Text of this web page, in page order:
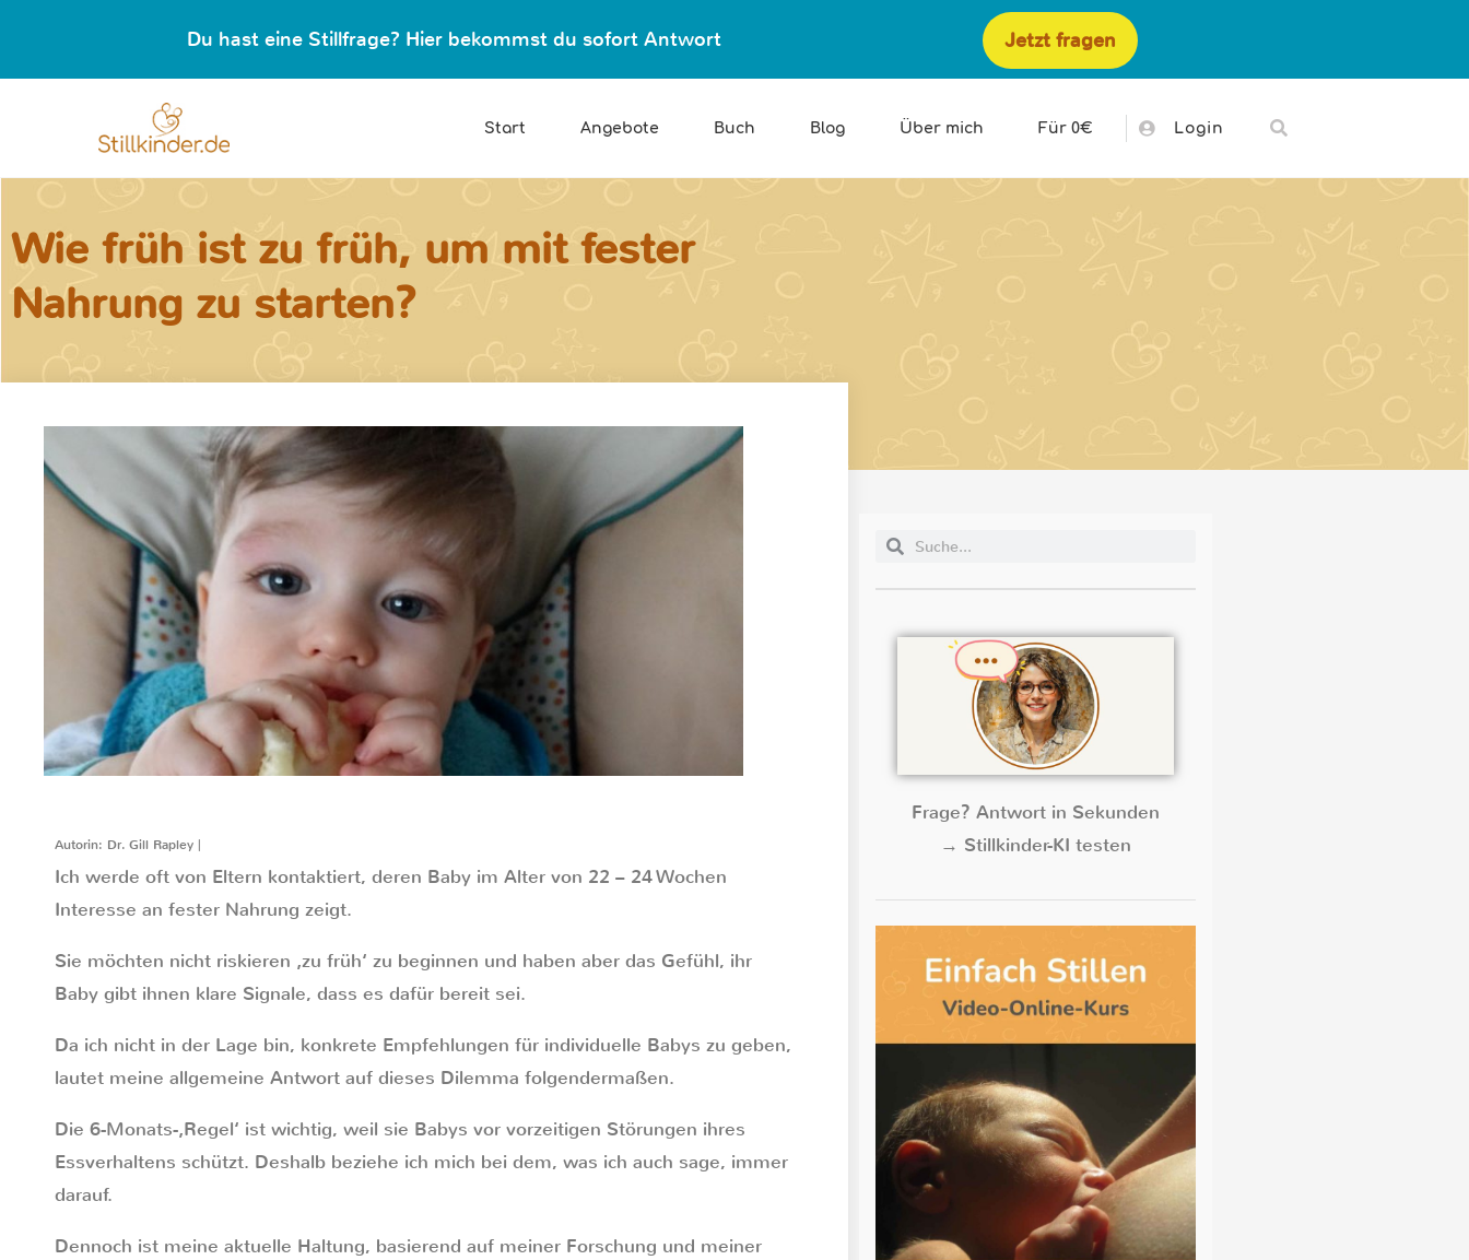
Du hast eine Stillfrage? Hier bekommst du sofort Antwort Jetzt fragen
Start Angebote Buch Blog Über mich Für 0€ Login
Wie früh ist zu früh, um mit fester
Nahrung zu starten?
Autorin: Dr. Gill Rapley |
Ich werde oft von Eltern kontaktiert, deren Baby im Alter von 22 – 24 Wochen
Interesse an fester Nahrung zeigt.
Sie möchten nicht riskieren ‚zu früh‘ zu beginnen und haben aber das Gefühl, ihr
Baby gibt ihnen klare Signale, dass es dafür bereit sei.
Da ich nicht in der Lage bin, konkrete Empfehlungen für individuelle Babys zu geben,
lautet meine allgemeine Antwort auf dieses Dilemma folgendermaßen.
Die 6-Monats-‚Regel‘ ist wichtig, weil sie Babys vor vorzeitigen Störungen ihres
Essverhaltens schützt. Deshalb beziehe ich mich bei dem, was ich auch sage, immer
darauf.
Dennoch ist meine aktuelle Haltung, basierend auf meiner Forschung und meiner
Frage? Antwort in Sekunden
→ Stillkinder-KI testen